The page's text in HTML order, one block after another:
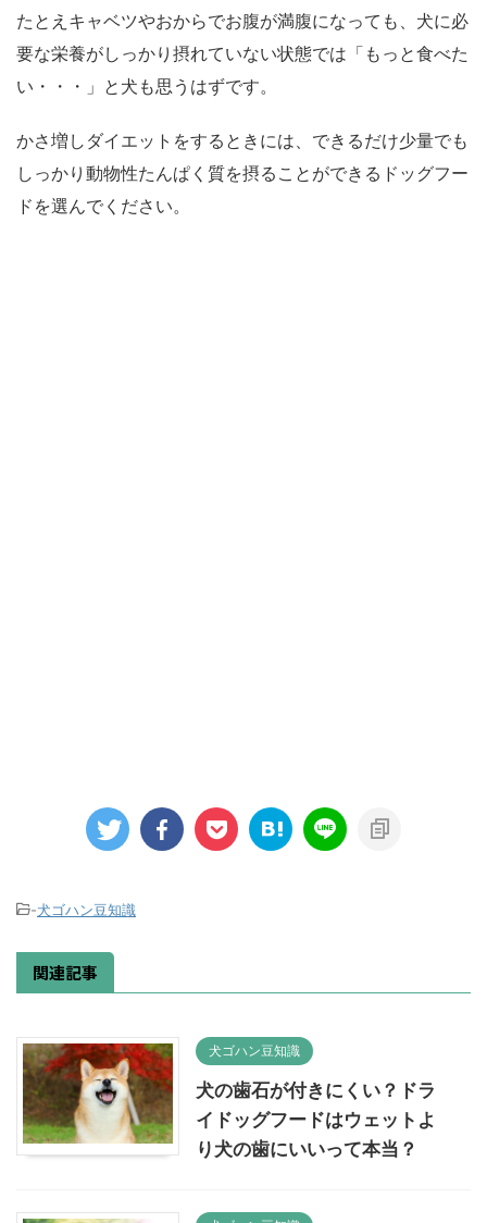
たとえキャベツやおからでお腹が満腹になっても、犬に必
要な栄養がしっかり摂れていない状態では「もっと食べた
い・・・」と犬も思うはずです。
かさ増しダイエットをするときには、できるだけ少量でも
しっかり動物性たんぱく質を摂ることができるドッグフー
ドを選んでください。
-犬ゴハン豆知識
関連記事
犬ゴハン豆知識
犬の歯石が付きにくい？ドラ
イドッグフードはウェットよ
り犬の歯にいいって本当？